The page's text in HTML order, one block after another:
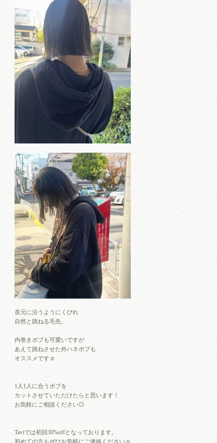
首元に沿うようにくびれ
自然と跳ねる毛先。
内巻きボブも可愛いですが
あえて跳ねさせた外ハネボブも
オススメです☺︎
1人1人に合うボブを
カットさせていただけたらと思います！
お気軽にご相談ください◎
Taviでは初回30%offとなっております。
初めての方もぜひお気軽にご連絡ください☺︎